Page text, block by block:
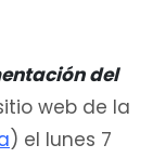
del
web de la
) el lunes 7